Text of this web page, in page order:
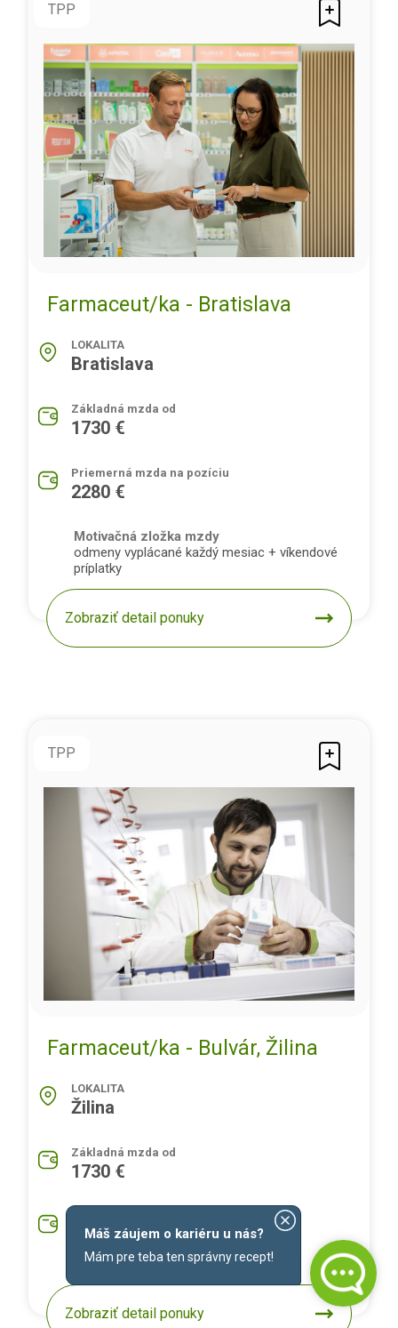
TPP
Farmaceut/ka - Bratislava
LOKALITA
Bratislava
Základná mzda od
1730 €
Priemerná mzda na pozíciu
2280 €
Motivačná zložka mzdy
odmeny vyplácané každý mesiac + víkendové
príplatky
Zobraziť detail ponuky
TPP
Farmaceut/ka - Bulvár, Žilina
LOKALITA
Žilina
Základná mzda od
1730 €
1930 €
Zobraziť detail ponuky
Máš záujem o kariéru u nás?
Mám pre teba ten správny recept!